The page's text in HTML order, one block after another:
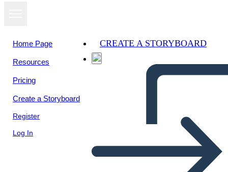
Home Page
Resources
Pricing
Create a Storyboard
Register
Log In
CREATE A STORYBOARD
View as
slideshow